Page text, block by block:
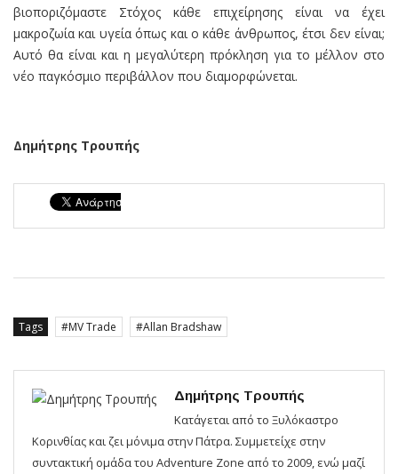
βιοποριζόμαστε Στόχος κάθε επιχείρησης είναι να έχει
μακροζωία και υγεία όπως και ο κάθε άνθρωπος, έτσι δεν είναι;
Αυτό θα είναι και η μεγαλύτερη πρόκληση για το μέλλον στο
νέο παγκόσμιο περιβάλλον που διαμορφώνεται.
Δημήτρης Τρουπής
Tags MV Trade Allan Bradshaw
Δημήτρης Τρουπής
Κατάγεται από το Ξυλόκαστρο
Κορινθίας και ζει μόνιμα στην Πάτρα. Συμμετείχε στην
συντακτική ομάδα του Adventure Zone από το 2009, ενώ μαζί